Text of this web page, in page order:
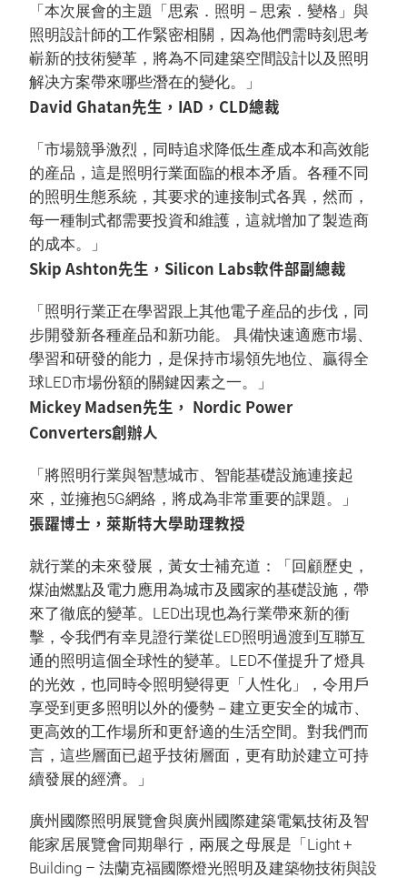
「本次展會的主題「思索．照明－思索．變格」與
照明設計師的工作緊密相關，因為他們需時刻思考
嶄新的技術變革，將為不同建築空間設計以及照明
解决方案帶來哪些潛在的變化。」
David Ghatan先生，IAD，CLD總裁
「市場競爭激烈，同時追求降低生產成本和高效能
的産品，這是照明行業面臨的根本矛盾。各種不同
的照明生態系統，其要求的連接制式各異，然而，
每一種制式都需要投資和維護，這就增加了製造商
的成本。」
Skip Ashton先生，Silicon Labs軟件部副總裁
「照明行業正在學習跟上其他電子産品的步伐，同
步開發新各種産品和新功能。 具備快速適應市場、
學習和研發的能力，是保持市場領先地位、贏得全
球LED市場份額的關鍵因素之一。」
Mickey Madsen先生， Nordic Power
Converters創辦人
「將照明行業與智慧城市、智能基礎設施連接起
來，並擁抱5G網絡，將成為非常重要的課題。」
張躍博士，萊斯特大學助理教授
就行業的未來發展，黃女士補充道：「回顧歷史，
煤油燃點及電力應用為城市及國家的基礎設施，帶
來了徹底的變革。LED出現也為行業帶來新的衝
擊，令我們有幸見證行業從LED照明過渡到互聯互
通的照明這個全球性的變革。LED不僅提升了燈具
的光效，也同時令照明變得更「人性化」，令用戶
享受到更多照明以外的優勢－建立更安全的城市、
更高效的工作場所和更舒適的生活空間。對我們而
言，這些層面已超乎技術層面，更有助於建立可持
續發展的經濟。」
廣州國際照明展覽會與廣州國際建築電氣技術及智
能家居展覽會同期舉行，兩展之母展是「Light +
Building – 法蘭克福國際燈光照明及建築物技術與設